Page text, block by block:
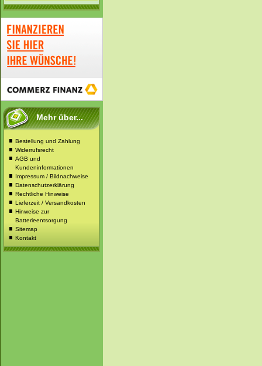
Mehr über...
Bestellung und Zahlung
Widerrufsrecht
AGB und
Kundeninformationen
Impressum / Bildnachweise
Datenschutzerklärung
Rechtliche Hinweise
Lieferzeit / Versandkosten
Hinweise zur
Batterieentsorgung
Sitemap
Kontakt